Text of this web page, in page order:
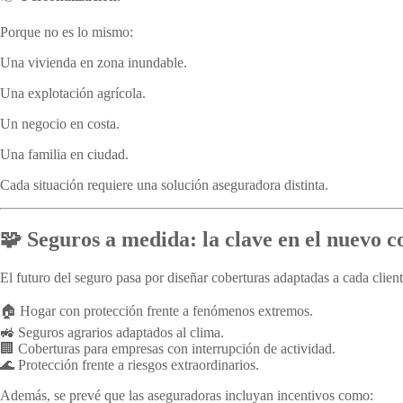
Porque no es lo mismo:
Una vivienda en zona inundable.
Una explotación agrícola.
Un negocio en costa.
Una familia en ciudad.
Cada situación requiere una solución aseguradora distinta.
🧩 Seguros a medida: la clave en el nuevo
El futuro del seguro pasa por diseñar coberturas adaptadas a cada
🏠 Hogar con protección frente a fenómenos extremos.
🚜 Seguros agrarios adaptados al clima.
🏢 Coberturas para empresas con interrupción de actividad.
🌊 Protección frente a riesgos extraordinarios.
Además, se prevé que las aseguradoras incluyan incentivos como: